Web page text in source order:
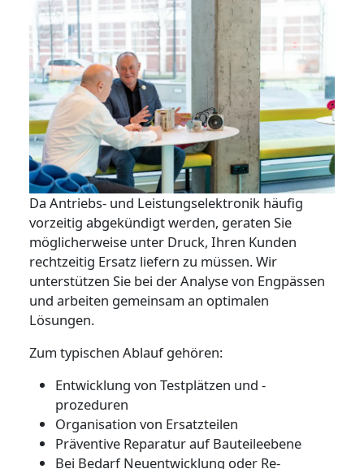
Da Antriebs- und Leistungselektronik häufig
vorzeitig abgekündigt werden, geraten Sie
möglicherweise unter Druck, Ihren Kunden
rechtzeitig Ersatz liefern zu müssen. Wir
unterstützen Sie bei der Analyse von Engpässen
und arbeiten gemeinsam an optimalen
Lösungen.
Zum typischen Ablauf gehören:
Entwicklung von Testplätzen und -
prozeduren
Organisation von Ersatzteilen
Präventive Reparatur auf Bauteileebene
Bei Bedarf Neuentwicklung oder Re-